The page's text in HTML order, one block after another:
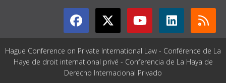
Hague Conference on Private International Law - Conférence de La
Haye de droit international privé - Conferencia de La Haya de
Derecho Internacional Privado